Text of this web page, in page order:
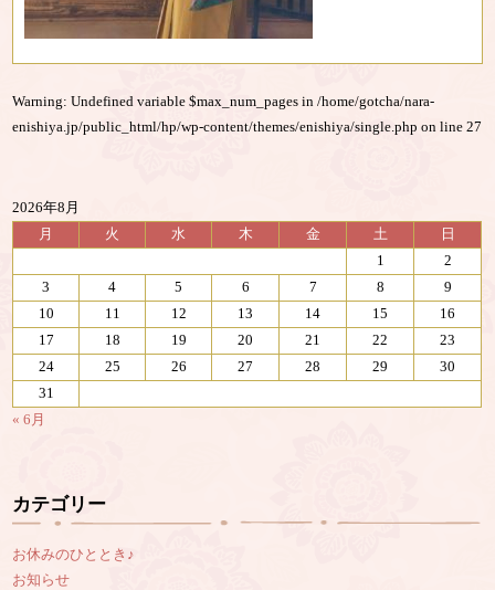
Warning: Undefined variable $max_num_pages in/home/gotcha/nara-
enishiya.jp/public_html/hp/wp-content/themes/enishiya/single.php on line27
2026年8月
月
火 水 木 金 土
日
1
2
3
4 5 6 7 8
9
10
11 12 13 14 15
16
17
18 19 20 21 22
23
24
25 26 27 28 29
30
31
« 6月
カテゴリー
お休みのひととき♪
お知らせ